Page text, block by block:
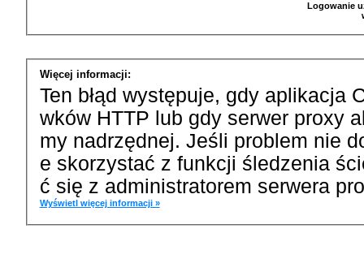
Logowanie
Więcej informacji:
Ten błąd występuje, gdy aplikacja
wków HTTP lub gdy serwer proxy
my nadrzędnej. Jeśli problem nie
e skorzystać z funkcji śledzenia
ć się z administratorem serwera
Wyświetl więcej informacji »